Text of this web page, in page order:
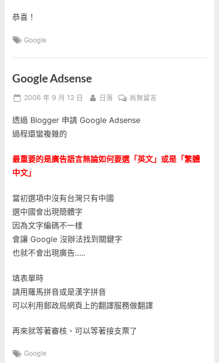
恭喜！
Tags:
Google
Google Adsense
Posted
2006 年 9 月 12 日 By
日落
在
Adsense〉
尚無留言
透過 Blogger 申請 Google Adsense
過程還蠻複雜的
最重要的是廣告語言無論如何要選「英文」或是「繁體
中文」
當初選項中沒有台灣只有中國
選中國會出現簡體字
因為文字編碼不一樣
會讓 Google 沒辦法找到關鍵字
也就不會出現廣告…..
填表單時
請用羅馬拼音或是漢字拼音
可以利用郵政局網頁上的翻譯服務做翻譯
再來就等著審核、可以等著接支票了
Tags:
Google